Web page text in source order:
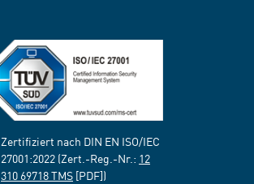
Zertifiziert nach DIN EN ISO/IEC
27001:2022 (Zert.-Reg.-Nr.: 12
310 69718 TMS [PDF])